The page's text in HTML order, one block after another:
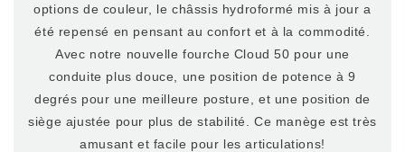
options de couleur, le châssis hydroformé mis à jour a
été repensé en pensant au confort et à la commodité.
Avec notre nouvelle fourche Cloud 50 pour une
conduite plus douce, une position de potence à 9
degrés pour une meilleure posture, et une position de
siège ajustée pour plus de stabilité. Ce manège est très
amusant et facile pour les articulations!